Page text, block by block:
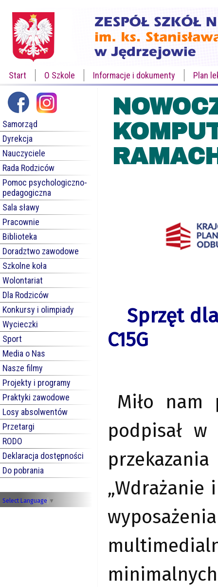
Start O Szkole Informacje i dokumenty Plan
Samorząd
Dyrekcja
Nauczyciele
Rada Rodziców
Pomoc psychologiczno-
pedagogiczna
Sala sławy
Pracownie
Biblioteka
Doradztwo zawodowe
Szkolne koła
Wolontariat
Dla Rodziców
Konkursy i olimpiady
Wycieczki
Sport
Media o Nas
Nasze filmy
Projekty i programy
Praktyki zawodowe
Losy absolwentów
Przetargi
RODO
Deklaracja dostępności
Do pobrania
Select Language ▼
Sprzęt
C15G
Miło nam
podpisał w
„Wdrażanie